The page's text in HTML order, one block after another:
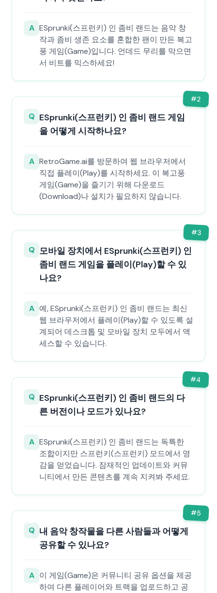
A ESprunki(스프런키) 인 좀비 랜드는 음악 창
작과 좀비 생존 요소를 혼합한 팬이 만든 복고
풍 게임(Game)입니다. 언데드 무리를 막으면
서 비트를 믹스하세요!
#2
Q ESprunki(스프런키) 인 좀비 랜드 게임
을 어떻게 시작하나요?
A RetroGame.ai를 방문하여 웹 브라우저에서
직접 플레이(Play)를 시작하세요. 이 복고풍
게임(Game)을 즐기기 위해 다운로드
(Download)나 설치가 필요하지 않습니다.
#3
Q 모바일 장치에서 ESprunki(스프런키) 인
좀비 랜드 게임을 플레이(Play)할 수 있
나요?
A 예, ESprunki(스프런키) 인 좀비 랜드는 최신
웹 브라우저에서 플레이(Play)할 수 있도록 설
계되어 데스크톱 및 모바일 장치 모두에서 액
세스할 수 있습니다.
#4
Q ESprunki(스프런키) 인 좀비 랜드의 다
른 버전이나 모드가 있나요?
A ESprunki(스프런키) 인 좀비 랜드는 독특한
조합이지만 스프런키(스프런키) 모드에서 영
감을 얻었습니다. 잠재적인 업데이트와 커뮤
니티에서 만든 콘텐츠를 계속 지켜봐 주세요.
#5
Q 내 음악 창작물을 다른 사람들과 어떻게
공유할 수 있나요?
A 이 게임(Game)은 커뮤니티 공유 옵션을 제공
하여 다른 플레이어와 트랙을 업로드하고 공